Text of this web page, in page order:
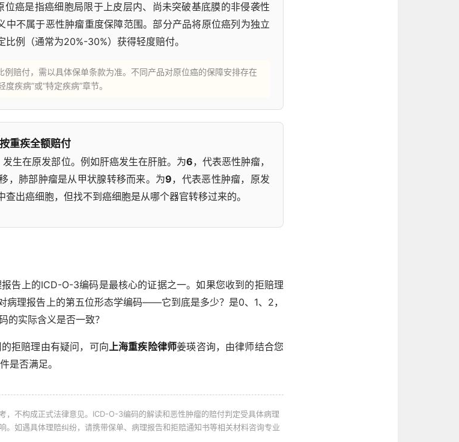
癌是指癌细胞局限于上皮层内、尚未突破基底膜的非侵袭性
中不属于恶性肿瘤重度保障范围。部分产品将原位癌列为独立
例（通常为20%-30%）获得轻度赔付。
例赔付，需以具体保单条款为准。不同产品对原位癌的保障安排存在
疾病”或“特定疾病”章节。
重疾全额赔付
发生在原发部位。例如肝癌发生在肝脏。为6，代表恶性肿瘤，
，肺部肿瘤是从甲状腺转移而来。为9，代表恶性肿瘤，原发
出癌细胞，但找不到癌细胞是从哪个器官转移过来的。
告上的ICD-O-3编码是最核心的证据之一。如果您收到的拒赔理
病理报告上的第五位形态学编码——它到底是多少？是0、1、2，
的实际含义是否一致？
拒赔理由有疑问，可向上海重疾险律师姜瑛咨询，由律师结合您
是否满足。
，不构成正式法律意见。ICD-O-3编码的解读和恶性肿瘤的赔付判定受具体病理
。如遇具体理赔纠纷，请携带保单、病理报告和拒赔通知书等相关材料咨询专业